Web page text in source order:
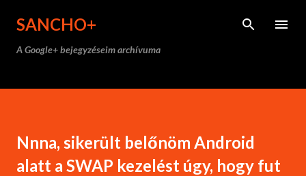
SANCHO+
A Google+ bejegyzéseim archívuma
Nnna, sikerült belőnöm Android
alatt a SWAP kezelést úgy, hogy fut